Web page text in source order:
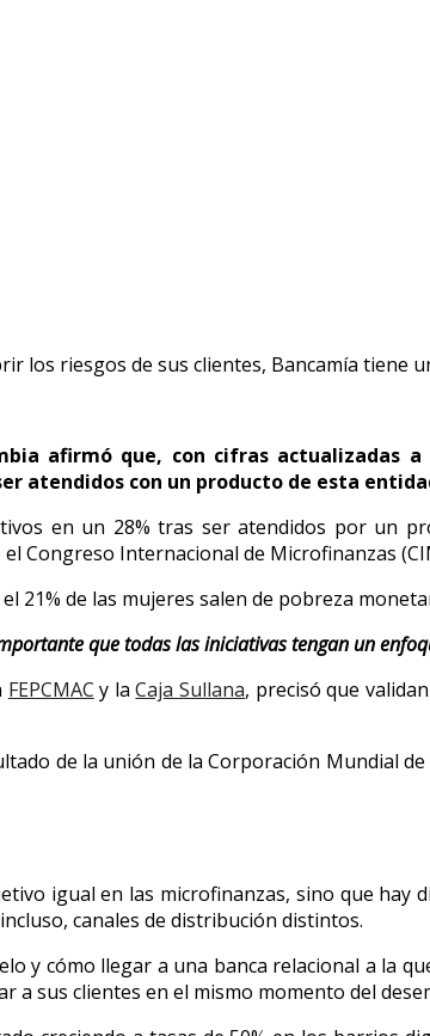
de ser atendidos con uno de sus productos
18% luego de ser atendidos con
en el canal digital, entre consultas y
los riesgos de sus clientes, Bancamía tiene
afirmó que, con cifras actualizadas
atendidos con un producto de esta
en un 28% tras ser atendidos por un
Congreso Internacional de Microfinanzas
21% de las mujeres salen de pobreza
que todas las iniciativas tengan un
FEPCMAC y laCaja Sullana, precisó que
de la unión de la Corporación Mundial
igual en las microfinanzas, sino que
canales de distribución distintos.
y cómo llegar a una banca relacional a la
sus clientes en el mismo momento del